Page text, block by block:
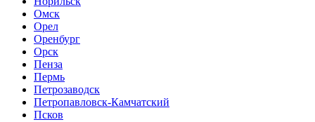
Омск
Орел
Оренбург
Орск
Пенза
Пермь
Петрозаводск
Петропавловск-Камчатский
Псков